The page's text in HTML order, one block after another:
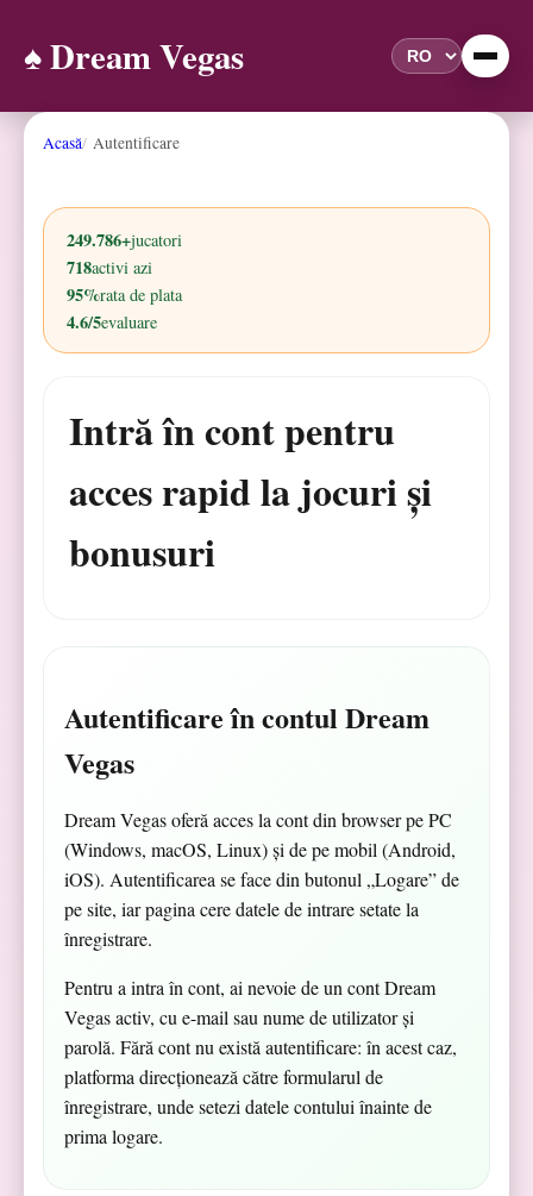
♠️ Dream Vegas
Acasă Autentificare
249.786+jucatori
718activi azi
95%rata de plata
4.6/5evaluare
Intră în cont pentru
acces rapid la jocuri și
bonusuri
Autentificare în contul Dream
Vegas
Dream Vegas oferă acces la cont din browser pe PC
(Windows, macOS, Linux) și de pe mobil (Android,
iOS). Autentificarea se face din butonul „Logare” de
pe site, iar pagina cere datele de intrare setate la
înregistrare.
Pentru a intra în cont, ai nevoie de un cont Dream
Vegas activ, cu e-mail sau nume de utilizator și
parolă. Fără cont nu există autentificare: în acest caz,
platforma direcționează către formularul de
înregistrare, unde setezi datele contului înainte de
prima logare.